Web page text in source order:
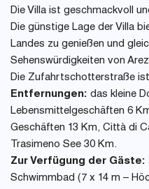
Die Villa ist geschmackvoll
Die günstige Lage der Villa
Landes zu genießen und
Sehenswürdigkeiten von
Die Zufahrtschotterstraße
Entfernungen: das kleine
Lebensmittelgeschäften 6
Geschäften 13 Km, Città di
Trasimeno See 30 Km.
Zur Verfügung der Gäste:
Schwimmbad (7 x 14 m –